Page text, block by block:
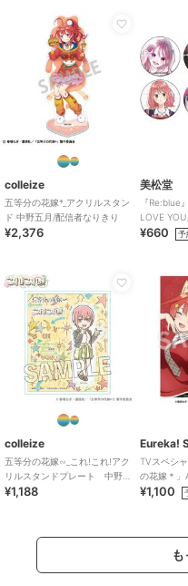
colleize
五等分の花嫁*_アクリルスタン
ド 中野五月/配信者なりきり
¥2,376
美松堂
『Re:blue
LOVE
ッジ（全6
¥660 予
colleize
五等分の花嫁∽_これ!これ!アク
リルスタンドプレート 中野
一花
¥1,188
Eureka!
TVスペシ
の花嫁＊」
ー 五月
¥1,100